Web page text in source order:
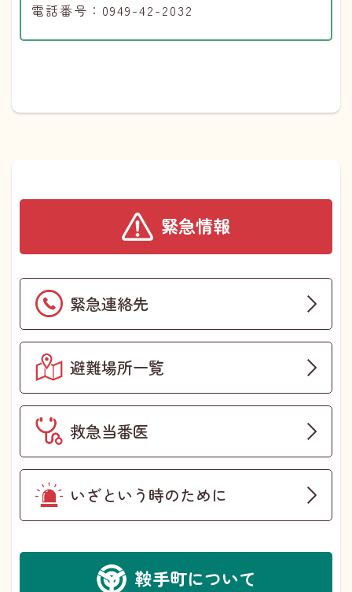
電話番号：0949-42-2032
緊急情報
緊急連絡先
避難場所一覧
救急当番医
いざという時のために
鞍手町について